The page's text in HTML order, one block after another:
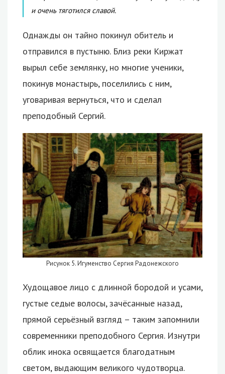
и очень тяготился славой.
Однажды он тайно покинул обитель и
отправился в пустыню. Близ реки Киржат
вырыл себе землянку, но многие ученики,
покинув монастырь, поселились с ним,
уговаривая вернуться, что и сделал
преподобный Сергий.
Рисунок 5. Игуменство Сергия Радонежского
Худощавое лицо с длинной бородой и усами,
густые седые волосы, зачёсанные назад,
прямой серьёзный взгляд – таким запомнили
современники преподобного Сергия. Изнутри
облик инока освящается благодатным
светом, выдающим великого чудотворца.